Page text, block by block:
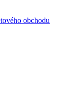
obchodu